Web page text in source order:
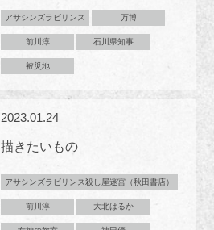
アサシンズラビリンス 万博
前川淳 石川県知事
被災地
2023.01.24
描きたいもの
アサシンズラビリンス殺し屋迷宮（秋田書店）
前川淳 大北はるか